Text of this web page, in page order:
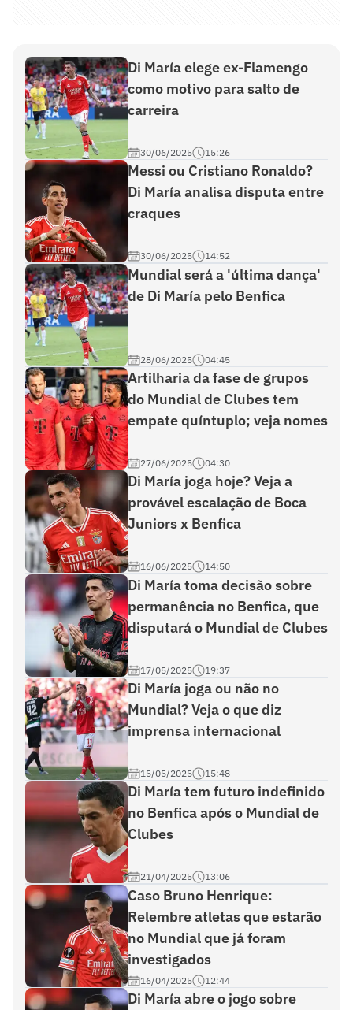
Di María elege ex-Flamengo
como motivo para salto de
carreira
30/06/2025 15:26
Messi ou Cristiano Ronaldo?
Di María analisa disputa entre
craques
30/06/2025 14:52
Mundial será a 'última dança'
de Di María pelo Benfica
28/06/2025 04:45
Artilharia da fase de grupos
do Mundial de Clubes tem
empate quíntuplo; veja nomes
27/06/2025 04:30
Di María joga hoje? Veja a
provável escalação de Boca
Juniors x Benfica
16/06/2025 14:50
Di María toma decisão sobre
permanência no Benfica, que
disputará o Mundial de Clubes
17/05/2025 19:37
Di María joga ou não no
Mundial? Veja o que diz
imprensa internacional
15/05/2025 15:48
Di María tem futuro indefinido
no Benfica após o Mundial de
Clubes
21/04/2025 13:06
Caso Bruno Henrique:
Relembre atletas que estarão
no Mundial que já foram
investigados
16/04/2025 12:44
Di María abre o jogo sobre